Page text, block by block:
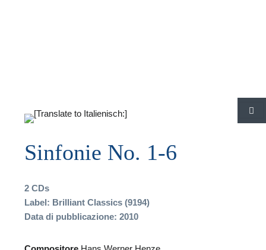
Sinfonie No. 1-6
2 CDs
Label: Brilliant Classics (9194)
Data di pubblicazione: 2010